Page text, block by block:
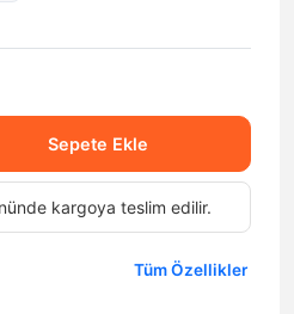
Sepete Ekle
kargoya teslim edilir.
Tüm Özellikler